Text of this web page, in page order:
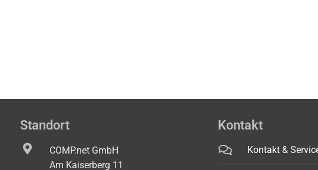
Standort
COMP.net GmbH
Am Kaiserberg 11
Kontakt
Kontakt &